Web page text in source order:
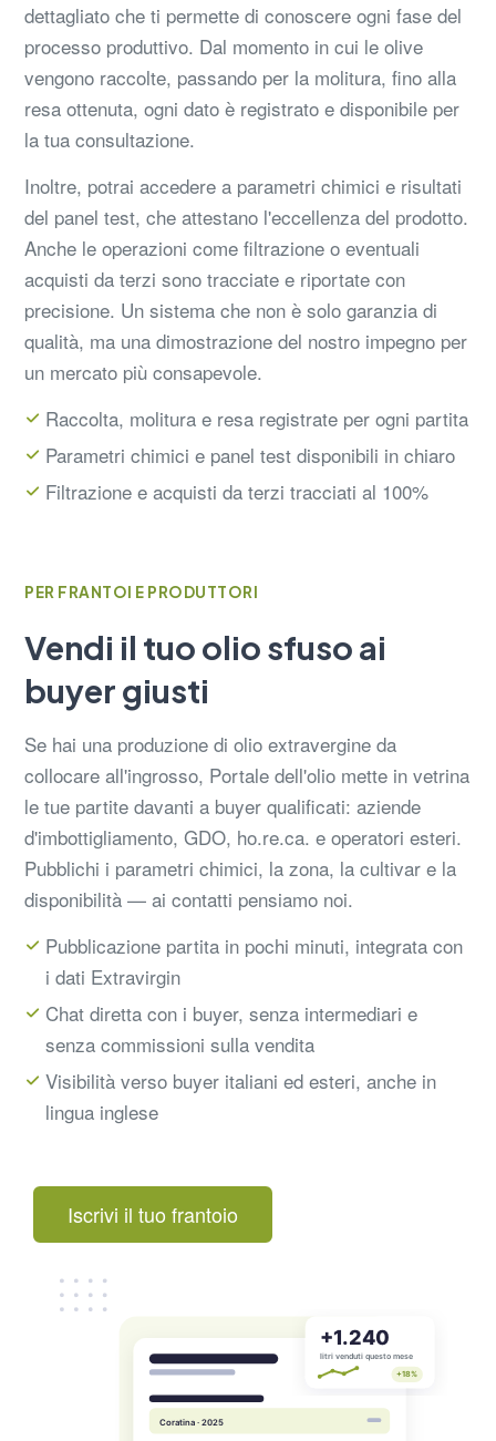
dettagliato che ti permette di conoscere ogni fase del
processo produttivo. Dal momento in cui le olive
vengono raccolte, passando per la molitura, fino alla
resa ottenuta, ogni dato è registrato e disponibile per
la tua consultazione.
Inoltre, potrai accedere a parametri chimici e risultati
del panel test, che attestano l'eccellenza del prodotto.
Anche le operazioni come filtrazione o eventuali
acquisti da terzi sono tracciate e riportate con
precisione. Un sistema che non è solo garanzia di
qualità, ma una dimostrazione del nostro impegno per
un mercato più consapevole.
Raccolta, molitura e resa registrate per ogni partita
Parametri chimici e panel test disponibili in chiaro
Filtrazione e acquisti da terzi tracciati al 100%
PER FRANTOI E PRODUTTORI
Vendi il tuo olio sfuso ai
buyer giusti
Se hai una produzione di olio extravergine da
collocare all'ingrosso, Portale dell'olio mette in vetrina
le tue partite davanti a buyer qualificati: aziende
d'imbottigliamento, GDO, ho.re.ca. e operatori esteri.
Pubblichi i parametri chimici, la zona, la cultivar e la
disponibilità — ai contatti pensiamo noi.
Pubblicazione partita in pochi minuti, integrata con
i dati Extravirgin
Chat diretta con i buyer, senza intermediari e
senza commissioni sulla vendita
Visibilità verso buyer italiani ed esteri, anche in
lingua inglese
Iscrivi il tuo frantoio